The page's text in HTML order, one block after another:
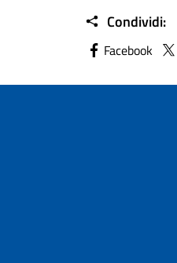
Condividi:
Facebook